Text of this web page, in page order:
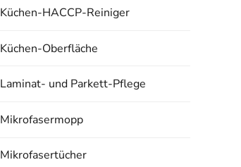
Küchen-HACCP-Reiniger
Küchen-Oberfläche
Laminat- und Parkett-Pflege
Mikrofasermopp
Mikrofasertücher